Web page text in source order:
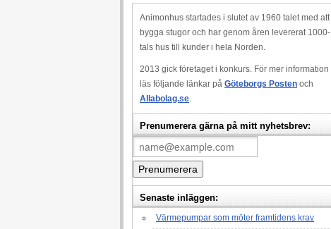
Animonhus startades i slutet av 1960 talet med att
bygga stugor och har genom åren levererat 1000-
tals hus till kunder i hela Norden.
2013 gick företaget i konkurs. För mer information
läs följande länkar på Göteborgs Posten och
Allabolag.se
Prenumerera gärna på mitt nyhetsbrev:
Senaste inläggen:
Värmepumpar som möter framtidens krav